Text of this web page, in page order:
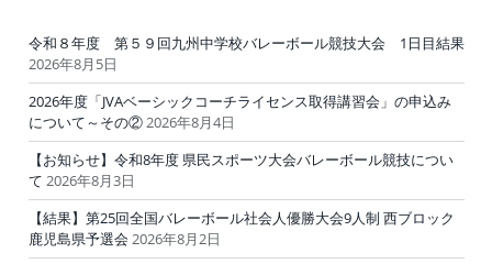
令和８年度 第５９回九州中学校バレーボール競技大会 1日目結果
2026年8月5日
2026年度「JVAベーシックコーチライセンス取得講習会」の申込み
について～その②2026年8月4日
【お知らせ】令和8年度 県民スポーツ大会バレーボール競技につい
て 2026年8月3日
【結果】第25回全国バレーボール社会人優勝大会9人制 西ブロック
鹿児島県予選会 2026年8月2日